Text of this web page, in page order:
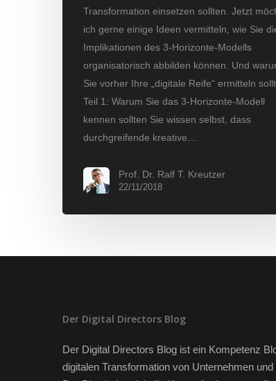
Transformation einsetzen sollten. Jetzt
ich gerne einige Ideen vermitteln, wie Sie
Implikationen des 3-Horizonte-Modells
organisatorisch abbilden können. Und
Sie vorher Ihre „digitale Reife“ ermitteln
Teil 1: Warum Sie das 3-Horizonte-Modell
kennen sollten Sie wissen selbst, dass
durchgreifende kreative…
Prof. Dr. Ralf T. Kreutzer
22/11/2018
Der Digital Directors Blog
Der Digital Directors Blog ist ein Kompetenz
digitalen Transformation von Unternehmen